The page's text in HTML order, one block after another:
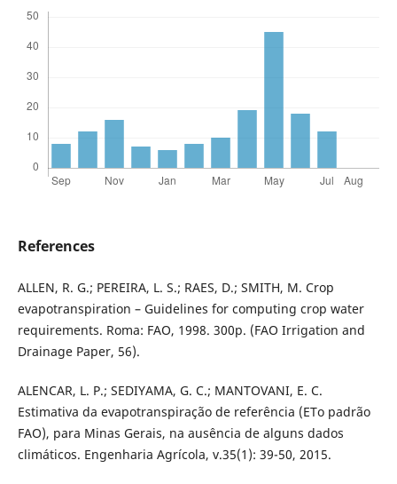
References
ALLEN, R. G.; PEREIRA, L. S.; RAES, D.; SMITH, M. Crop
evapotranspiration – Guidelines for computing crop water
requirements. Roma: FAO, 1998. 300p. (FAO Irrigation and
Drainage Paper, 56).
ALENCAR, L. P.; SEDIYAMA, G. C.; MANTOVANI, E. C.
Estimativa da evapotranspiração de referência (ETo padrão
FAO), para Minas Gerais, na ausência de alguns dados
climáticos. Engenharia Agrícola, v.35(1): 39-50, 2015.